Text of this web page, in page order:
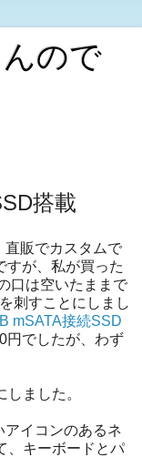
ので
搭載
直販でカスタムで
すが、私が買った
口は空いたままで
刺すことにしまし
mSATA接続SSD
円でしたが、わず
ました。
イコンのあるネ
、キーボードとパ